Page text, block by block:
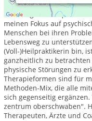
lösungsorientierter
Coaching. Als
meinen Fokus auf
Menschen bei ihren
Lebensweg zu
(Voll-)Heilpraktikerin bin,
ganzheitlich zu
physische Störungen zu
Therapieformen sind für
Methoden-Mix, die alle
sich gegenseitig
zentrum oberschwaben".
Therapeuten, Ärzte und